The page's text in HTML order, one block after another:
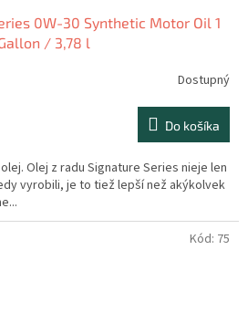
0W-30 Synthetic Motor Oil 1
/ 3,78 l
Dostupný
Do košíka
Olej z radu Signature Series nieje len
vyrobili, je to tiež lepší než akýkolvek
Kód: 75